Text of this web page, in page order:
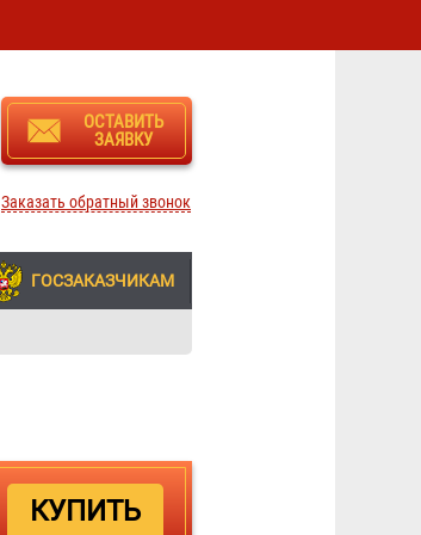
ОСТАВИТЬ
ЗАЯВКУ
Заказать обратный звонок
ГОСЗАКАЗЧИКАМ